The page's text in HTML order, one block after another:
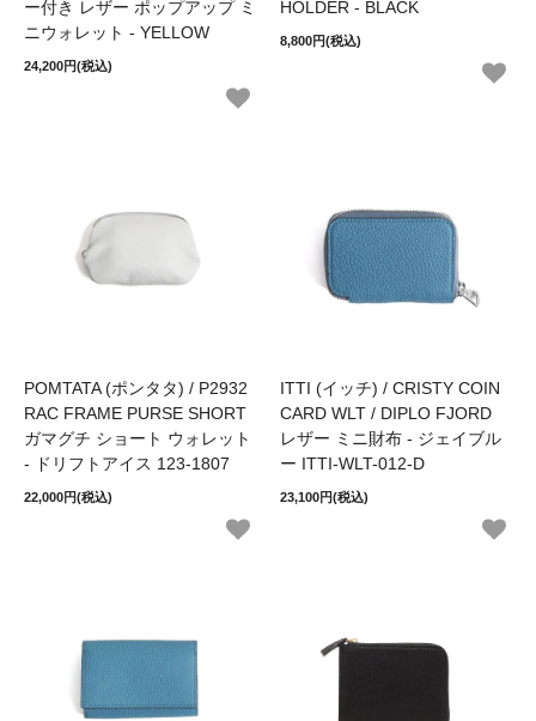
ー付き レザー ポップアップ ミ
ニウォレット - YELLOW
24,200円(税込)
HOLDER - BLACK
8,800円(税込)
POMTATA (ポンタタ) / P2932
RAC FRAME PURSE SHORT
ガマグチ ショート ウォレット
- ドリフトアイス 123-1807
22,000円(税込)
ITTI (イッチ) / CRISTY COIN
CARD WLT / DIPLO FJORD
レザー ミニ財布 - ジェイブル
ー ITTI-WLT-012-D
23,100円(税込)